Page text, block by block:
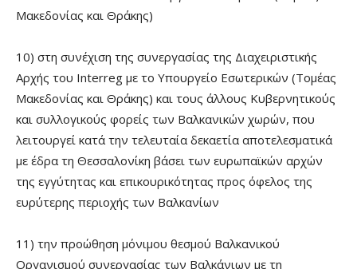
Μακεδονίας και Θράκης)
10) στη συνέχιση της συνεργασίας της Διαχειριστικής
Αρχής του Interreg με το Υπουργείο Εσωτερικών (Τομέας
Μακεδονίας και Θράκης) και τους άλλους Κυβερνητικούς
και συλλογικούς φορείς των Βαλκανικών χωρών, που
λειτουργεί κατά την τελευταία δεκαετία αποτελεσματικά
με έδρα τη Θεσσαλονίκη βάσει των ευρωπαϊκών αρχών
της εγγύτητας και επικουρικότητας προς όφελος της
ευρύτερης περιοχής των Βαλκανίων
11) την προώθηση μόνιμου θεσμού Βαλκανικού
Οργανισμού συνεργασίας των Βαλκάνιων με τη